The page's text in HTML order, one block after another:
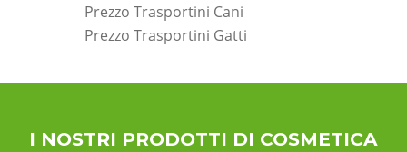
Prezzo Trasportini Cani
Prezzo Trasportini Gatti
I NOSTRI PRODOTTI DI COSMETICA